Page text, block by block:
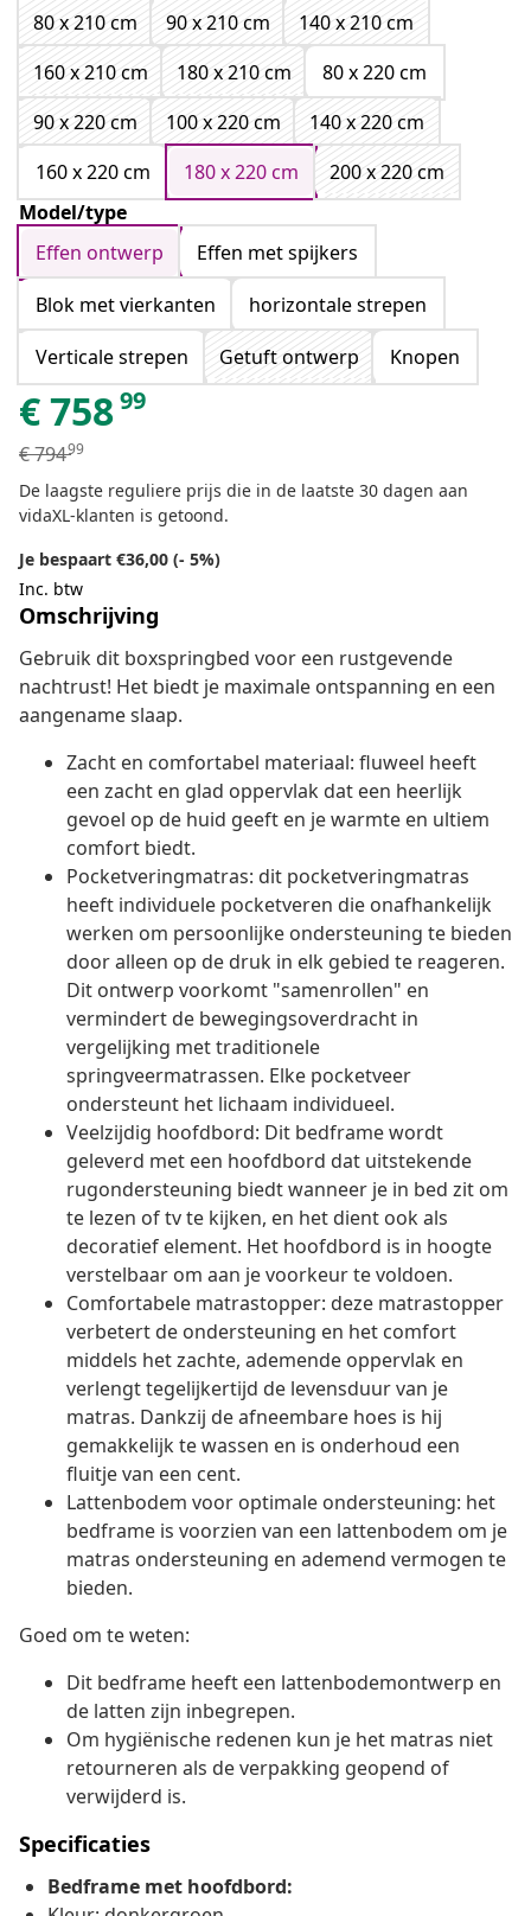
80 x 210 cm
90 x 210 cm
140 x 210 cm
160 x 210 cm
180 x 210 cm
80 x 220 cm
90 x 220 cm
100 x 220 cm
140 x 220 cm
160 x 220 cm
180 x 220 cm
200 x 220 cm
Model/type
Effen ontwerp
Effen met spijkers
Blok met vierkanten
horizontale strepen
Verticale strepen
Getuft ontwerp Knopen
€75899
€79499
De laagste reguliere prijs die in de laatste 30 dagen aan
vidaXL-klanten is getoond.
Je bespaart €36,00 (- 5%)
Inc. btw
Omschrijving
Gebruik dit boxspringbed voor een rustgevende
nachtrust! Het biedt je maximale ontspanning en een
aangename slaap.
Zacht en comfortabel materiaal: fluweel heeft
een zacht en glad oppervlak dat een heerlijk
gevoel op de huid geeft en je warmte en ultiem
comfort biedt.
Pocketveringmatras: dit pocketveringmatras
heeft individuele pocketveren die onafhankelijk
werken om persoonlijke ondersteuning te bieden
door alleen op de druk in elk gebied te reageren.
Dit ontwerp voorkomt "samenrollen" en
vermindert de bewegingsoverdracht in
vergelijking met traditionele
springveermatrassen. Elke pocketveer
ondersteunt het lichaam individueel.
Veelzijdig hoofdbord: Dit bedframe wordt
geleverd met een hoofdbord dat uitstekende
rugondersteuning biedt wanneer je in bed zit om
te lezen of tv te kijken, en het dient ook als
decoratief element. Het hoofdbord is in hoogte
verstelbaar om aan je voorkeur te voldoen.
Comfortabele matrastopper: deze matrastopper
verbetert de ondersteuning en het comfort
middels het zachte, ademende oppervlak en
verlengt tegelijkertijd de levensduur van je
matras. Dankzij de afneembare hoes is hij
gemakkelijk te wassen en is onderhoud een
fluitje van een cent.
Lattenbodem voor optimale ondersteuning: het
bedframe is voorzien van een lattenbodem om je
matras ondersteuning en ademend vermogen te
bieden.
Goed om te weten:
Dit bedframe heeft een lattenbodemontwerp en
de latten zijn inbegrepen.
Om hygiënische redenen kun je het matras niet
retourneren als de verpakking geopend of
verwijderd is.
Specificaties
Bedframe met hoofdbord: